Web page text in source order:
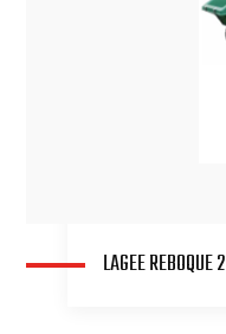
LAGEE REBOQUE 2